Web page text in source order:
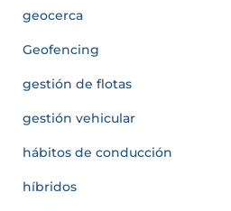
geocerca
Geofencing
gestión de flotas
gestión vehicular
hábitos de conducción
híbridos